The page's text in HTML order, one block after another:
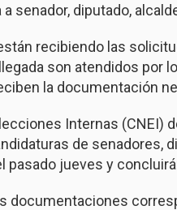
senador, diputado,
recibiendo las
son atendidos por
la documentación
Internas (CNEI)
de senadores,
pasado jueves y
documentaciones